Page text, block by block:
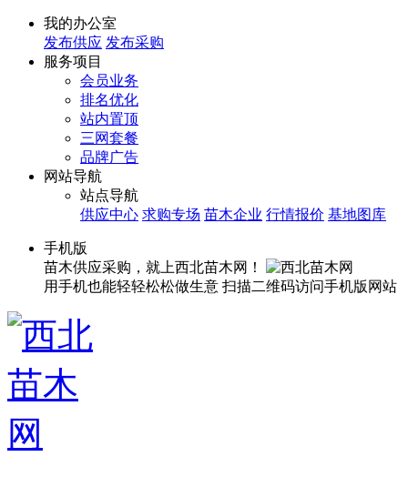
我的办公室
发布供应 发布采购
服务项目
会员业务
排名优化
站内置顶
三网套餐
品牌广告
网站导航
站点导航
供应中心 求购专场 苗木企业 行情报价 基地图库
手机版
苗木供应采购，就上西北苗木网！
用手机也能轻轻松松做生意 扫描二维码访问手机版网站